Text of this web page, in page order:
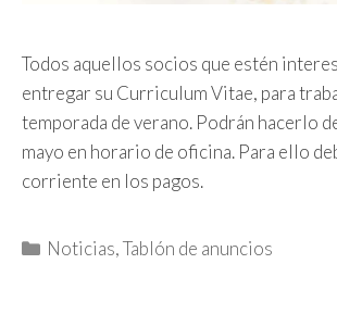
Todos aquellos socios que estén
entregar su Curriculum Vitae, para
temporada de verano. Podrán hacerlo
mayo en horario de oficina. Para ello
corriente en los pagos.
Categorías
Noticias,Tablón de anuncios